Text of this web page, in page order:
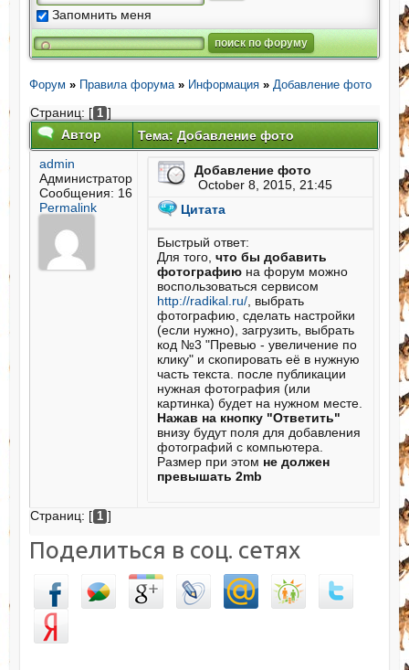
Запомнить меня
Форум » Правила форума » Информация » Добавление фото
Страниц: [ 1 ]
Автор
Тема: Добавление фото
admin
Администратор
Сообщения: 16
Permalink
Добавление фото
October 8, 2015, 21:45
Цитата
Быстрый ответ:
Для того, что бы добавить
фотографиюна форум можно
воспользоваться сервисом
http://radikal.ru/, выбрать
фотографию, сделать настройки
(если нужно), загрузить, выбрать
код №3 "Превью - увеличение по
клику" и скопировать её в нужную
часть текста. после публикации
нужная фотография (или
картинка) будет на нужном месте.
Нажав на кнопку "Ответить"
внизу будут поля для добавления
фотографий с компьютера.
Размер при этом не должен
превышать 2mb
Страниц: [ 1 ]
Поделиться в соц. сетях